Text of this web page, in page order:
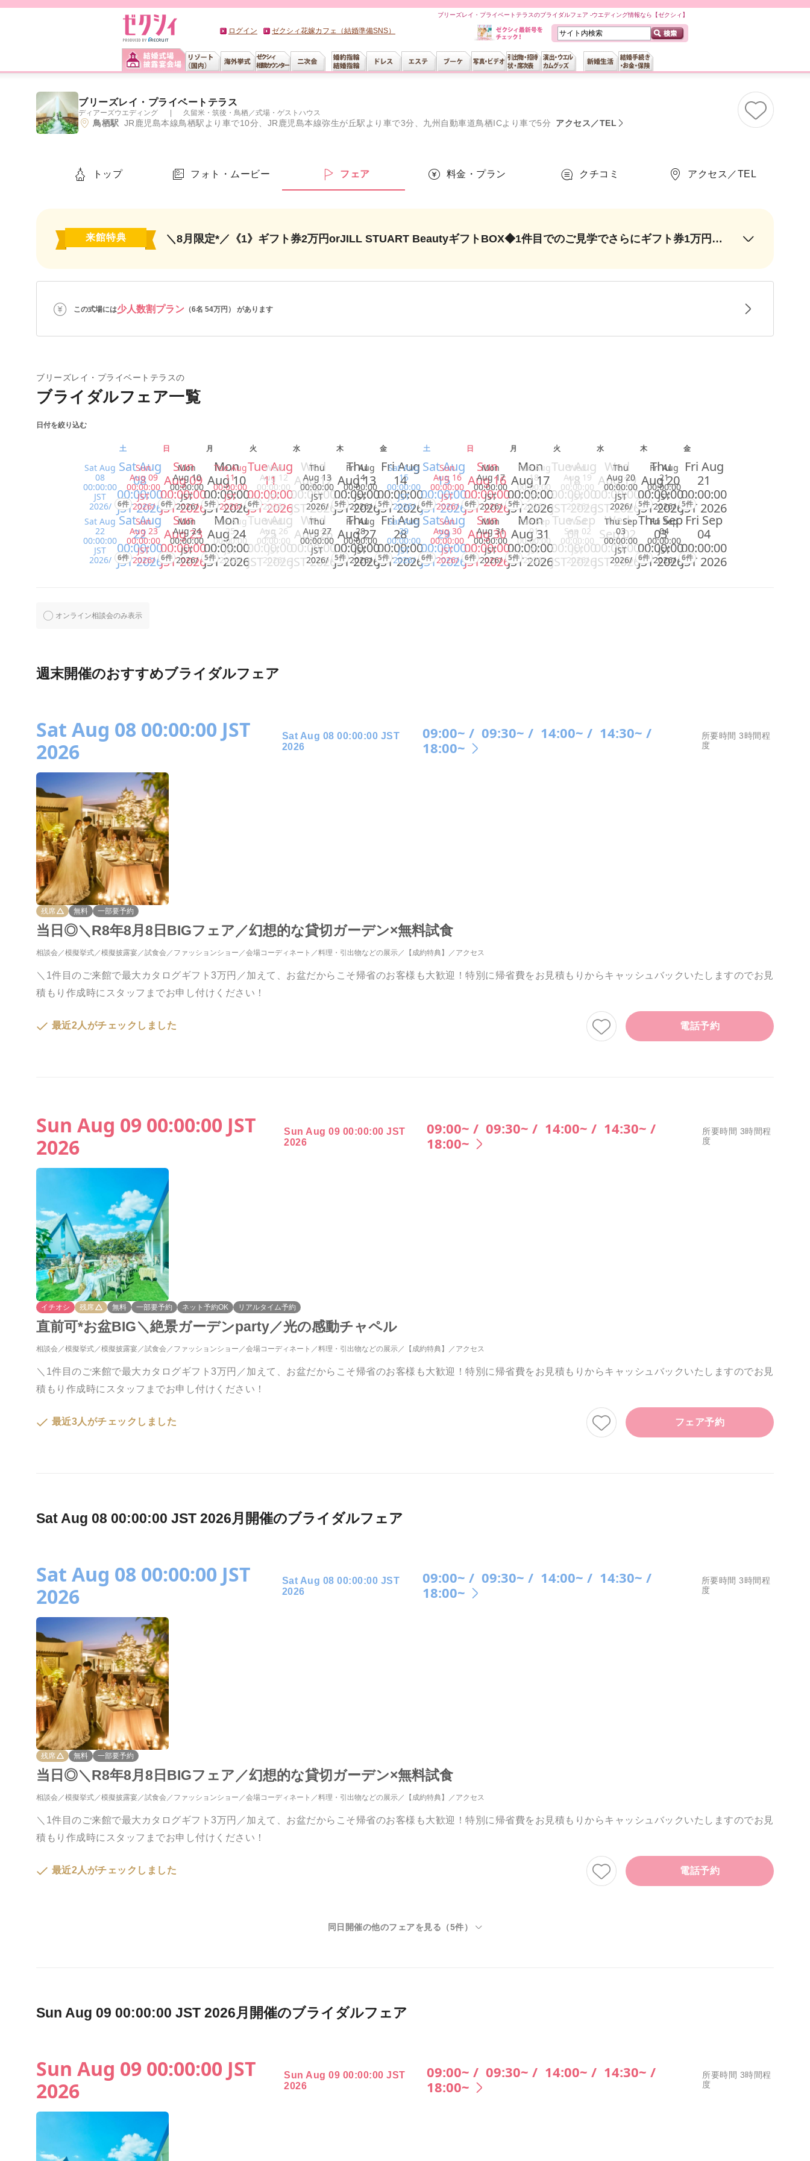
ブリーズレイ・プライベートテラスのブライダルフェア -ウエディング情報なら【ゼクシィ】
ログイン ゼクシィ花嫁カフェ（結婚準備SNS）
ブリーズレイ・プライベートテラス
ディアーズウエディング 久留米・筑後・鳥栖 ／式場・ゲストハウス
鳥栖駅 JR鹿児島本線鳥栖駅より車で10分、JR鹿児島本線弥生が丘駅より車で3分、九州自動車道鳥栖ICより車で5分 アクセス／TEL
トップ フォト・ムービー フェア 料金・プラン クチコミ アクセス／TEL
来館特典 ＼8月限定*／《1》ギフト券2万円orJILL STUART BeautyギフトBOX◆1件目でのご見学でさらにギフト券1万円《2》とろける国産牛*絶品試食《3》SNSで大人気★最新演出体験
この式場には少人数割プラン （6名 54万円） があります
ブリーズレイ・プライベートテラスの
ブライダルフェア一覧
日付を絞り込む
土 日 月 火 水 木 金 土 日 月 火 水 木 金
Sat Aug
08
00:00:00
JST
2026/
Sat Aug
08
00:00:00
JST 2026
6件
Sun
Aug 09
00:00:00
JST
2026/
Sun
Aug 09
00:00:00
JST 2026
6件
Mon
Aug 10
00:00:00
JST
2026/
Mon
Aug 10
00:00:00
JST 2026
5件
Tue Aug
11
00:00:00
JST
2026/
Tue Aug
11
00:00:00
JST 2026
6件
Wed
Aug 12
00:00:00
JST
2026/
Wed
Aug 12
00:00:00
JST 2026
Thu
Aug 13
00:00:00
JST
2026/
Thu
Aug 13
00:00:00
JST 2026
5件
Fri Aug
14
00:00:00
JST
2026/
Fri Aug
14
00:00:00
JST 2026
5件
Sat Aug
15
00:00:00
JST
2026/
Sat Aug
15
00:00:00
JST 2026
6件
Sun
Aug 16
00:00:00
JST
2026/
Sun
Aug 16
00:00:00
JST 2026
6件
Mon
Aug 17
00:00:00
JST
2026/
Mon
Aug 17
00:00:00
JST 2026
5件
Tue Aug
18
00:00:00
JST
2026/
Tue Aug
18
00:00:00
JST 2026
Wed
Aug 19
00:00:00
JST
2026/
Wed
Aug 19
00:00:00
JST 2026
Thu
Aug 20
00:00:00
JST
2026/
Thu
Aug 20
00:00:00
JST 2026
5件
Fri Aug
21
00:00:00
JST
2026/
Fri Aug
21
00:00:00
JST 2026
5件
Sat Aug
22
00:00:00
JST
2026/
Sat Aug
22
00:00:00
JST 2026
6件
Sun
Aug 23
00:00:00
JST
2026/
Sun
Aug 23
00:00:00
JST 2026
6件
Mon
Aug 24
00:00:00
JST
2026/
Mon
Aug 24
00:00:00
JST 2026
5件
Tue Aug
25
00:00:00
JST
2026/
Tue Aug
25
00:00:00
JST 2026
Wed
Aug 26
00:00:00
JST
2026/
Wed
Aug 26
00:00:00
JST 2026
Thu
Aug 27
00:00:00
JST
2026/
Thu
Aug 27
00:00:00
JST 2026
5件
Fri Aug
28
00:00:00
JST
2026/
Fri Aug
28
00:00:00
JST 2026
5件
Sat Aug
29
00:00:00
JST
2026/
Sat Aug
29
00:00:00
JST 2026
6件
Sun
Aug 30
00:00:00
JST
2026/
Sun
Aug 30
00:00:00
JST 2026
6件
Mon
Aug 31
00:00:00
JST
2026/
Mon
Aug 31
00:00:00
JST 2026
5件
Tue Sep
01
00:00:00
JST
2026/
Tue Sep
01
00:00:00
JST 2026
Wed
Sep 02
00:00:00
JST
2026/
Wed
Sep 02
00:00:00
JST 2026
Thu Sep
03
00:00:00
JST
2026/
Thu Sep
03
00:00:00
JST 2026
6件
Fri Sep
04
00:00:00
JST
2026/
Fri Sep
04
00:00:00
JST 2026
6件
オンライン相談会のみ表示
週末開催のおすすめブライダルフェア
Sat Aug 08 00:00:00 JST
2026
Sat Aug 08 00:00:00 JST
2026
09:00~ / 09:30~ / 14:00~ / 14:30~ /
18:00~
所要時間 3時間程
度
残席 無料 一部要予約
当日◎＼R8年8月8日BIGフェア／幻想的な貸切ガーデン×無料試食
相談会 模擬挙式 模擬披露宴 試食会 ファッションショー 会場コーディネート 料理・引出物などの展示 【成約特典】 アクセス
＼1件目のご来館で最大カタログギフト3万円／加えて、お盆だからこそ帰省のお客様も大歓迎！特別に帰省費をお見積もりからキャッシュバックいたしますのでお見
積もり作成時にスタッフまでお申し付けください！
最近2人がチェックしました 電話予約
Sun Aug 09 00:00:00 JST
2026
Sun Aug 09 00:00:00 JST
2026
09:00~ / 09:30~ / 14:00~ / 14:30~ /
18:00~
所要時間 3時間程
度
イチオシ 残席 無料 一部要予約 ネット予約OK リアルタイム予約
直前可*お盆BIG＼絶景ガーデンparty／光の感動チャペル
相談会 模擬挙式 模擬披露宴 試食会 ファッションショー 会場コーディネート 料理・引出物などの展示 【成約特典】 アクセス
＼1件目のご来館で最大カタログギフト3万円／加えて、お盆だからこそ帰省のお客様も大歓迎！特別に帰省費をお見積もりからキャッシュバックいたしますのでお見
積もり作成時にスタッフまでお申し付けください！
最近3人がチェックしました フェア予約
Sat Aug 08 00:00:00 JST 2026月開催のブライダルフェア
Sat Aug 08 00:00:00 JST
2026
Sat Aug 08 00:00:00 JST
2026
09:00~ / 09:30~ / 14:00~ / 14:30~ /
18:00~
所要時間 3時間程
度
残席 無料 一部要予約
当日◎＼R8年8月8日BIGフェア／幻想的な貸切ガーデン×無料試食
相談会 模擬挙式 模擬披露宴 試食会 ファッションショー 会場コーディネート 料理・引出物などの展示 【成約特典】 アクセス
＼1件目のご来館で最大カタログギフト3万円／加えて、お盆だからこそ帰省のお客様も大歓迎！特別に帰省費をお見積もりからキャッシュバックいたしますのでお見
積もり作成時にスタッフまでお申し付けください！
最近2人がチェックしました 電話予約
同日開催の他のフェアを見る（5件）
Sun Aug 09 00:00:00 JST 2026月開催のブライダルフェア
Sun Aug 09 00:00:00 JST
2026
Sun Aug 09 00:00:00 JST
2026
09:00~ / 09:30~ / 14:00~ / 14:30~ /
18:00~
所要時間 3時間程
度